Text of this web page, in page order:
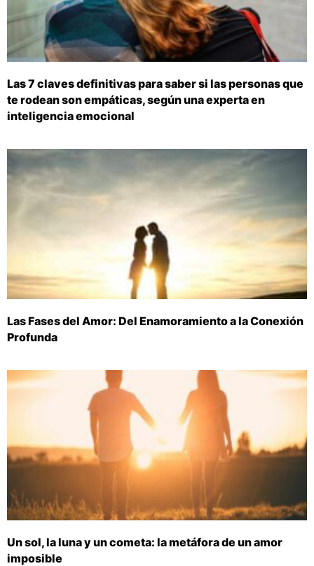
Las 7 claves definitivas para saber si las personas que
te rodean son empáticas, según una experta en
inteligencia emocional
Las Fases del Amor: Del Enamoramiento a la Conexión
Profunda
Un sol, la luna y un cometa: la metáfora de un amor
imposible